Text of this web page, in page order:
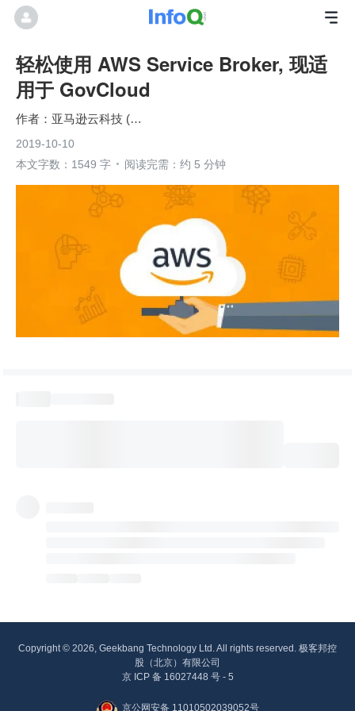
轻松使用 AWS Service Broker, 现适
用于 GovCloud
亚马逊云科技 (Amazon Web Services）
2019-10-10
本文字数：1549 字
阅读完需：约 5 分钟
Copyright © 2026, Geekbang Technology Ltd. All rights reserved. 极客邦控
股（北京）有限公司
京 ICP 备 16027448 号 - 5
京公网安备 11010502039052号